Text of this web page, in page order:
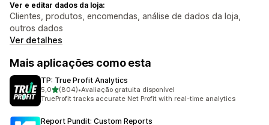
Ver e editar dados da loja:
Clientes, produtos, encomendas, análise de dados da loja,
outros dados
Ver detalhes
Mais aplicações como esta
TP: True Profit Analytics
5,0de 5 estrelas
(804)
804 total de avaliações
•Avaliação gratuita disponível
TrueProfit tracks accurate Net Profit with real-time analytics
Report Pundit: Custom Reports